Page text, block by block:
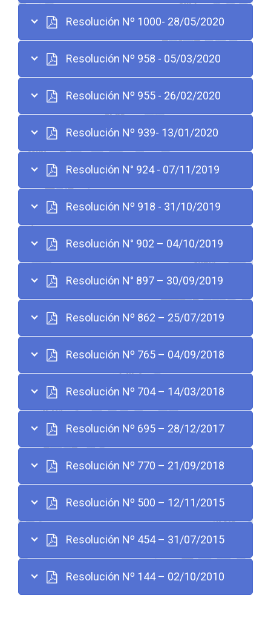
Resolución Nº 1000- 28/05/2020
Resolución Nº 958 - 05/03/2020
Resolución Nº 955 - 26/02/2020
Resolución Nº 939- 13/01/2020
Resolución N° 924 - 07/11/2019
Resolución Nº 918 - 31/10/2019
Resolución N° 902 – 04/10/2019
Resolución N° 897 – 30/09/2019
Resolución Nº 862 – 25/07/2019
Resolución Nº 765 – 04/09/2018
Resolución Nº 704 – 14/03/2018
Resolución Nº 695 – 28/12/2017
Resolución Nº 770 – 21/09/2018
Resolución Nº 500 – 12/11/2015
Resolución Nº 454 ­– 31/07/2015
Resolución Nº 144 – 02/10/2010